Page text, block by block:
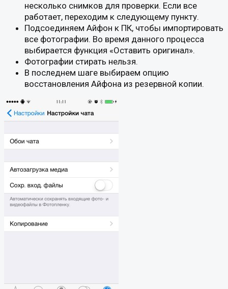
несколько снимков для проверки. Если все
работает, переходим к следующему пункту.
Подсоединяем Айфон к ПК, чтобы импортировать
все фотографии. Во время данного процесса
выбирается функция «Оставить оригинал».
Фотографии стирать нельзя.
В последнем шаге выбираем опцию
восстановления Айфона из резервной копии.